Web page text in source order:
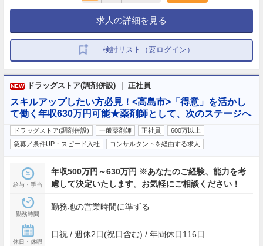
求人の詳細を見る
検討リスト（要ログイン）
NEW ドラッグストア(調剤併設) ｜ 正社員
スキルアップしたい方必見！<高島市>「得意」を活かし
て働く年収630万円可能★薬剤師として、次のステージへ
ドラッグストア(調剤併設) 一般薬剤師 正社員
600万以上
急募／条件UP・スピード入社
コンサルタントを経由する求人
給与・手当
年収500万円～630万円 ※あなたのご経験、能力を考
慮して決定いたします。お気軽にご相談ください！
勤務時間
勤務地の営業時間に準ずる
休日・休暇
日祝 / 週休2日(祝日含む) / 年間休日116日